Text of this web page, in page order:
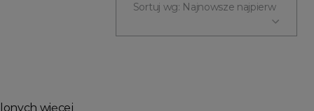
Sortuj wg: Najnowsze najpierw
więcej